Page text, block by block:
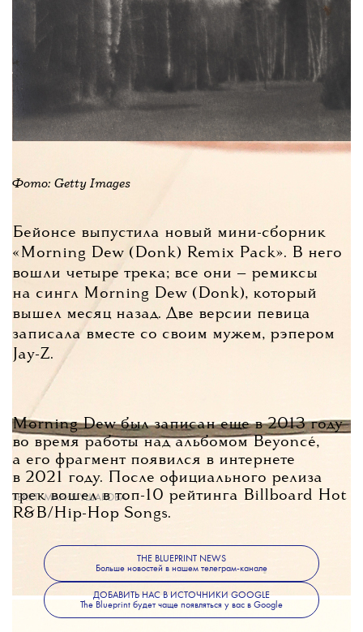
Фото: Getty Images
Бейонсе выпустила новый мини-сборник
«Morning Dew (Donk) Remix Pack». В него
вошли четыре трека; все они — ремиксы
на сингл Morning Dew (Donk), который
вышел месяц назад. Две версии певица
записала вместе со своим мужем, рэпером
Jay-Z.
Morning Dew был записан еще в 2013 году
во время работы над альбомом Beyoncé,
а его фрагмент появился в интернете
в 2021 году. После официального релиза
трек вошел в топ-10 рейтинга Billboard Hot
R&B/Hip-Hop Songs.
ТЕКСТ:МАРИЯ УШАКОВА
THE BLUEPRINT NEWS
Больше новостей в нашем телеграм-канале
ДОБАВИТЬ НАС В ИСТОЧНИКИ GOOGLE
The Blueprint будет чаще появляться у вас в Google